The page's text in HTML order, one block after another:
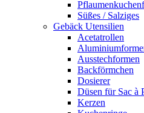
Süßes / Salziges
Gebäck Utensilien
Acetatrollen
Ausstechformen
Backförmchen
Dosierer
Düsen für Sac à
Kerzen